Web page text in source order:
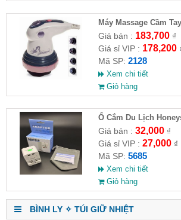
Máy Massage Cầm
HĐ )
Giá bán : 183,700₫
Giá sỉ VIP : 178,200
Mã SP: 2128
Xem chi tiết
Giỏ hàng
Ổ Cắm Du Lịch
Giá bán : 32,000₫
Giá sỉ VIP : 27,000₫
Mã SP: 5685
Xem chi tiết
Giỏ hàng
BÌNH LY ✧ TÚI GIỮ NHIỆT